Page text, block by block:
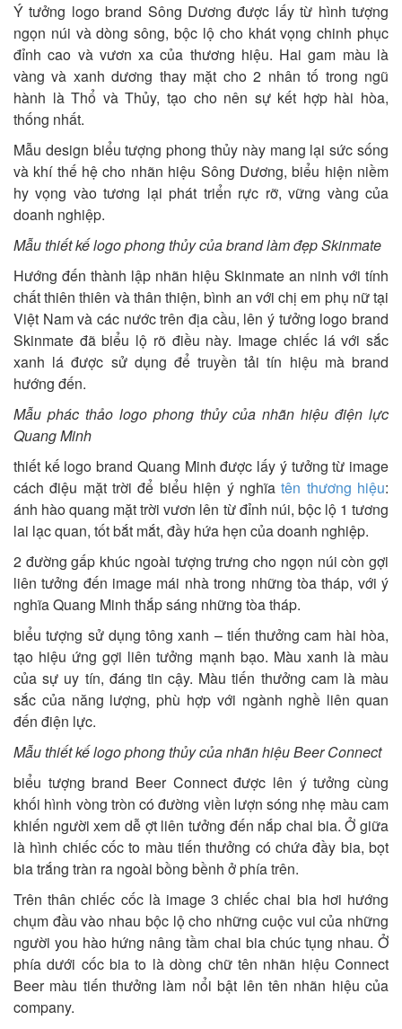
Ý tưởng logo brand Sông Dương được lấy từ hình tượng
ngọn núi và dòng sông, bộc lộ cho khát vọng chinh phục
đỉnh cao và vươn xa của thương hiệu. Hai gam màu là
vàng và xanh dương thay mặt cho 2 nhân tố trong ngũ
hành là Thổ và Thủy, tạo cho nên sự kết hợp hài hòa,
thống nhất.
Mẫu design biểu tượng phong thủy này mang lại sức sống
và khí thế hệ cho nhãn hiệu Sông Dương, biểu hiện niềm
hy vọng vào tương lại phát triển rực rỡ, vững vàng của
doanh nghiệp.
Mẫu thiết kế logo phong thủy của brand làm đẹp Skinmate
Hướng đến thành lập nhãn hiệu Skinmate an ninh với tính
chất thiên thiên và thân thiện, bình an với chị em phụ nữ tại
Việt Nam và các nước trên địa cầu, lên ý tưởng logo brand
Skinmate đã biểu lộ rõ điều này. Image chiếc lá với sắc
xanh lá được sử dụng để truyền tải tín hiệu mà brand
hướng đến.
Mẫu phác thảo logo phong thủy của nhãn hiệu điện lực
Quang Minh
thiết kế logo brand Quang Minh được lấy ý tưởng từ image
cách điệu mặt trời để biểu hiện ý nghĩatên thương hiệu:
ánh hào quang mặt trời vươn lên từ đỉnh núi, bộc lộ 1 tương
lai lạc quan, tốt bắt mắt, đầy hứa hẹn của doanh nghiệp.
2 đường gấp khúc ngoài tượng trưng cho ngọn núi còn gợi
liên tưởng đến image mái nhà trong những tòa tháp, với ý
nghĩa Quang Minh thắp sáng những tòa tháp.
biểu tượng sử dụng tông xanh – tiến thưởng cam hài hòa,
tạo hiệu ứng gợi liên tưởng mạnh bạo. Màu xanh là màu
của sự uy tín, đáng tin cậy. Màu tiến thưởng cam là màu
sắc của năng lượng, phù hợp với ngành nghề liên quan
đến điện lực.
Mẫu thiết kế logo phong thủy của nhãn hiệu Beer Connect
biểu tượng brand Beer Connect được lên ý tưởng cùng
khối hình vòng tròn có đường viền lượn sóng nhẹ màu cam
khiến người xem dễ ợt liên tưởng đến nắp chai bia. Ở giữa
là hình chiếc cốc to màu tiến thưởng có chứa đầy bia, bọt
bia trắng tràn ra ngoài bồng bềnh ở phía trên.
Trên thân chiếc cốc là image 3 chiếc chai bia hơi hướng
chụm đầu vào nhau bộc lộ cho những cuộc vui của những
người you hào hứng nâng tầm chai bia chúc tụng nhau. Ở
phía dưới cốc bia to là dòng chữ tên nhãn hiệu Connect
Beer màu tiến thưởng làm nổi bật lên tên nhãn hiệu của
company.